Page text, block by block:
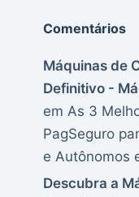
Comentários
Máquinas de
Definitivo -
emAs 3
PagSeguro
e Autônomos
Descubra a